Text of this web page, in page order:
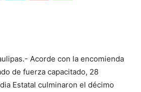
Acorde con la encomienda
de fuerza capacitado, 28
Estatal culminaron el décimo